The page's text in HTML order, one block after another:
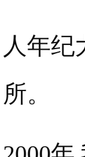
人年纪
所。